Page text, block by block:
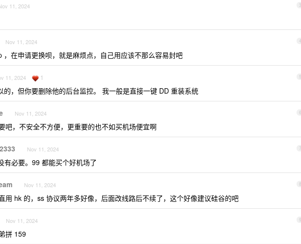
3
11, 2024
4
Nov 11, 2024
，在申请更换呗，就是麻烦点，自己用应该不那么容易封吧
5
11, 2024 1
的，但你要删除他的后台监控。 我一般是直接一键 DD 重装系统
6
Nov 11, 2024
吧，不安全不方便，更重要的也不如买机场便宜啊
7
Nov 11, 2024
有必要。99 都能买个好机场了
8
Nov 11, 2024
用 hk 的，ss 协议两年多好像，后面改线路后不续了，这个好像建议硅谷的吧
9
Nov 11, 2024
拼 159